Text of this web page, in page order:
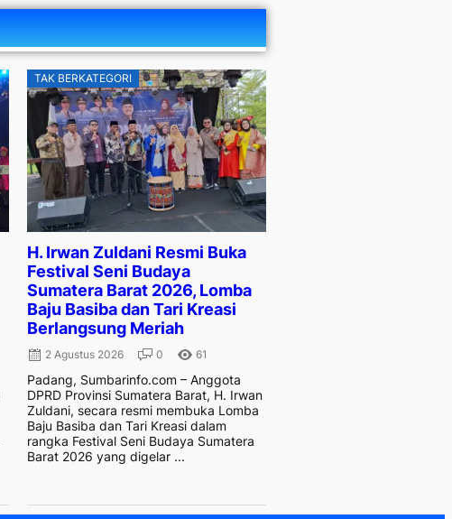
TAK BERKATEGORI
H. Irwan Zuldani Resmi Buka
Festival Seni Budaya
Sumatera Barat 2026, Lomba
Baju Basiba dan Tari Kreasi
Berlangsung Meriah
2 Agustus 2026 0 61
Padang, Sumbarinfo.com – Anggota
DPRD Provinsi Sumatera Barat, H. Irwan
Zuldani, secara resmi membuka Lomba
Baju Basiba dan Tari Kreasi dalam
rangka Festival Seni Budaya Sumatera
Barat 2026 yang digelar ...